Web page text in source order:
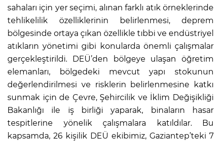
sahaları için yer seçimi, alınan farklı atık örneklerinde
tehlikelilik özelliklerinin belirlenmesi, deprem
bölgesinde ortaya çıkan özellikle tıbbi ve endüstriyel
atıkların yönetimi gibi konularda önemli çalışmalar
gerçekleştirildi. DEÜ’den bölgeye ulaşan öğretim
elemanları, bölgedeki mevcut yapı stokunun
değerlendirilmesi ve risklerin belirlenmesine katkı
sunmak için de Çevre, Şehircilik ve İklim Değişikliği
Bakanlığı ile iş birliği yaparak, binaların hasar
tespitlerine yönelik çalışmalara katıldılar. Bu
kapsamda, 26 kişilik DEÜ ekibimiz, Gaziantep’teki 7